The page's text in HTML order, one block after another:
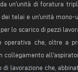
un'unità di foratura
dei telai e un'unità
lo scarico di pezzi
operativa che, oltre a
collegamento
di lavorazione che,